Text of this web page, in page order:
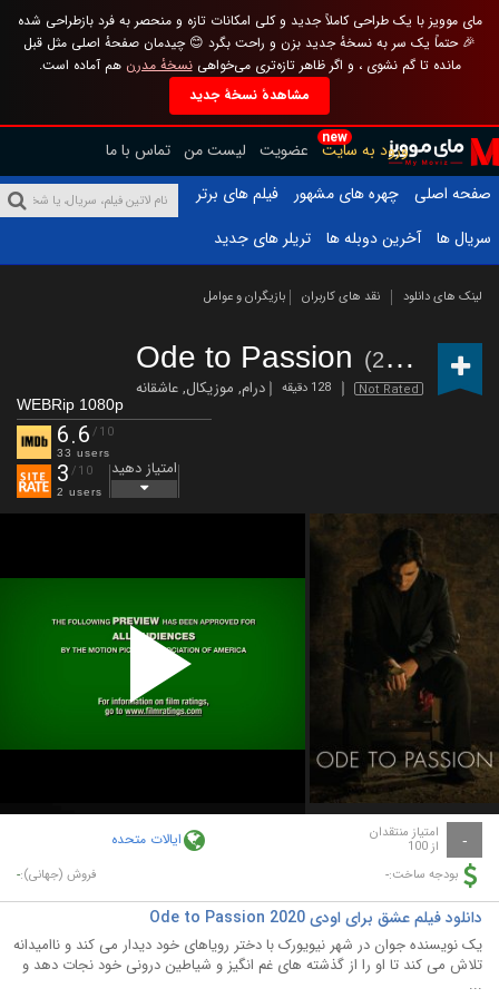
مای موویز با یک طراحی کاملاً جدید و کلی امکانات تازه و منحصر به فرد بازطراحی شده
🎉 حتماً یک سر به نسخهٔ جدید بزن و راحت بگرد 😊 چیدمان صفحهٔ اصلی مثل قبل
مانده تا گم نشوی ، و اگر ظاهر تازه‌تری می‌خواهینسخهٔ مدرن هم آماده است.
مشاهدهٔ نسخهٔ جدید
new
ورود به سایت عضویت لیست من تماس با ما
صفحه اصلی
چهره های مشهور
فیلم های برتر
سریال ها
آخرین دوبله ها تریلر های جدید
لینک های دانلود نقد های کاربران بازیگران و عوامل
Ode to Passion (2020)
Not Rated 128 دقیقه درام, موزیکال,عاشقانه
WEBRip 1080p
6.6 /10
33 users
3 /10
2 users
امتیاز دهید
Play
Video
- امتیاز منتقدان
از 100 ایالات متحده
بودجه ساخت:- فروش (جهانی):-
دانلود فیلم عشق برای اودی Ode to Passion 2020
یک نویسنده جوان در شهر نیویورک با دختر رویاهای خود دیدار می کند و ناامیدانه
تلاش می کند تا او را از گذشته های غم انگیز و شیاطین درونی خود نجات دهد و
...